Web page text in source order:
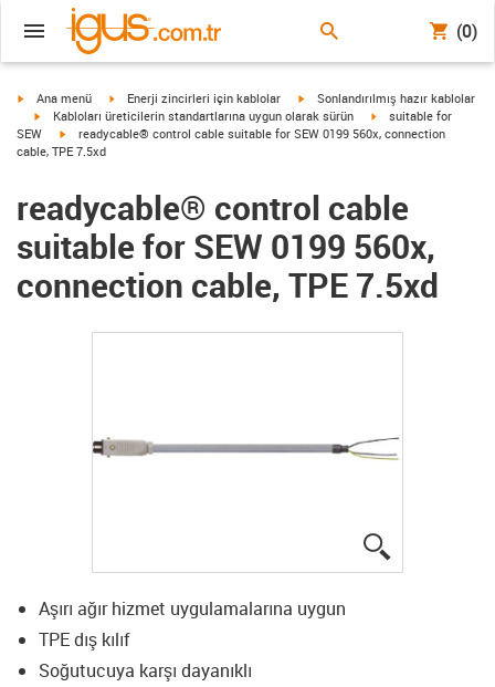
(0)
igus-icon-arrow-right
Ana menü igus-icon-arrow-right
Enerji zincirleri için kablolar igus-icon-arrow-right
Sonlandırılmış hazır kablolar
igus-icon-arrow-right
Kabloları üreticilerin standartlarına uygun olarak sürün igus-icon-arrow-right
suitable for
SEW
igus-icon-arrow-right
readycable® control cable suitable for SEW 0199 560x, connection
cable, TPE 7.5xd
readycable® control cable
suitable for SEW 0199 560x,
connection cable, TPE 7.5xd
Aşırı ağır hizmet uygulamalarına uygun
TPE dış kılıf
Soğutucuya karşı dayanıklı